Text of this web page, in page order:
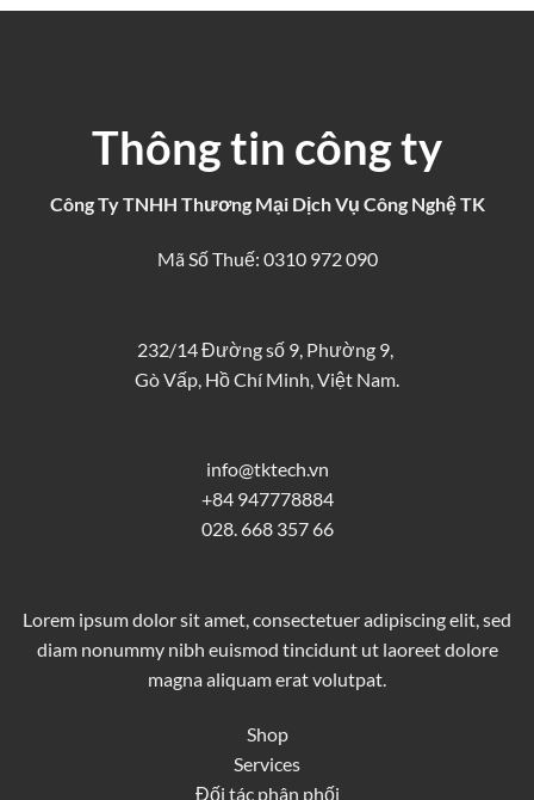
Thông tin công ty
Công Ty TNHH Thương Mại Dịch Vụ Công Nghệ TK
Mã Số Thuế: 0310 972 090
232/14 Đường số 9, Phường 9,
Gò Vấp, Hồ Chí Minh, Việt Nam.
info@tktech.vn
+84 947778884
028. 668 357 66
Lorem ipsum dolor sit amet, consectetuer adipiscing elit, sed
diam nonummy nibh euismod tincidunt ut laoreet dolore
magna aliquam erat volutpat.
Shop
Services
Đối tác phân phối